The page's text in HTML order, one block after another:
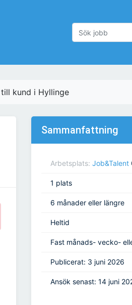
kund i Hyllinge
Sammanfattning
Arbetsplats: Job&Talent
1 plats
6 månader eller längre
Heltid
Fast månads- vecko-
Publicerat: 3 juni 2026
Ansök senast: 14 juni